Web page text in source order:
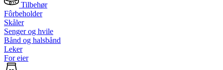
Tilbehør
Fôrbeholder
Skåler
Senger og hvile
Bånd og halsbånd
Leker
For eier